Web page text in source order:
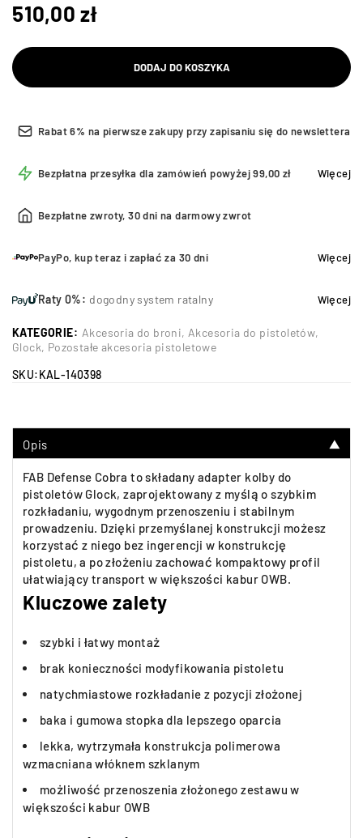
510,00zł
DODAJ DO KOSZYKA
Rabat 6% na pierwsze zakupy przy zapisaniu się do newslettera
Bezpłatna przesyłka dla zamówień powyżej 99,00 zł Więcej
Bezpłatne zwroty, 30 dni na darmowy zwrot
PayPo, kup teraz i zapłać za 30 dni Więcej
Raty 0%: dogodny system ratalny Więcej
KATEGORIE: Akcesoria do broni, Akcesoria do pistoletów,
Glock, Pozostałe akcesoria pistoletowe
SKU:KAL-140398
Opis ▼
FAB Defense Cobra to składany adapter kolby do
pistoletów Glock, zaprojektowany z myślą o szybkim
rozkładaniu, wygodnym przenoszeniu i stabilnym
prowadzeniu. Dzięki przemyślanej konstrukcji możesz
korzystać z niego bez ingerencji w konstrukcję
pistoletu, a po złożeniu zachować kompaktowy profil
ułatwiający transport w większości kabur OWB.
Kluczowe zalety
szybki i łatwy montaż
brak konieczności modyfikowania pistoletu
natychmiastowe rozkładanie z pozycji złożonej
baka i gumowa stopka dla lepszego oparcia
lekka, wytrzymała konstrukcja polimerowa
wzmacniana włóknem szklanym
możliwość przenoszenia złożonego zestawu w
większości kabur OWB